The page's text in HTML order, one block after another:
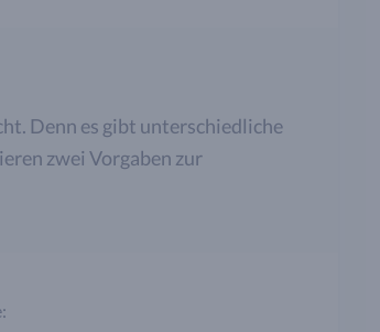
Denn es gibt unterschiedliche
zwei Vorgaben zur